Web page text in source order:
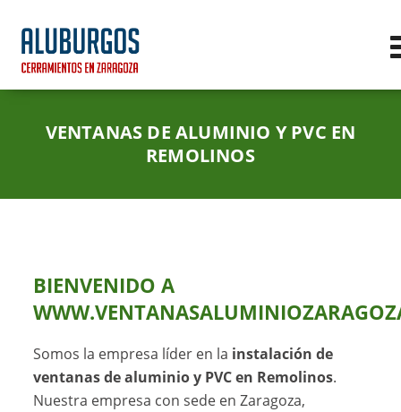
VENTANAS DE ALUMINIO Y PVC EN
REMOLINOS
BIENVENIDO A
Somos la empresa líder en la instalación de
ventanas de aluminio y PVC en Remolinos.
Nuestra empresa con sede en Zaragoza,